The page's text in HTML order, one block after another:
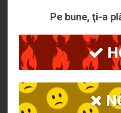
Pe bune, ţi-a